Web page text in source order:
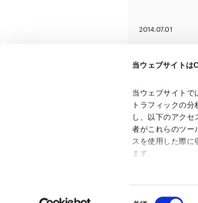
当ウェブサイトは
当ウェブサイトで
トラフィックの
し、以下のアク
者がこれらのツー
スを使用した際に
ます。
2014.07.01
「アンダーソン・毛利・友常法律事務所」は、アンダーソ
ン・毛利・友常法律事務所外国法共同事業および弁護士法人
アンダーソン・毛利・友常法律事務所を含むグループの総称